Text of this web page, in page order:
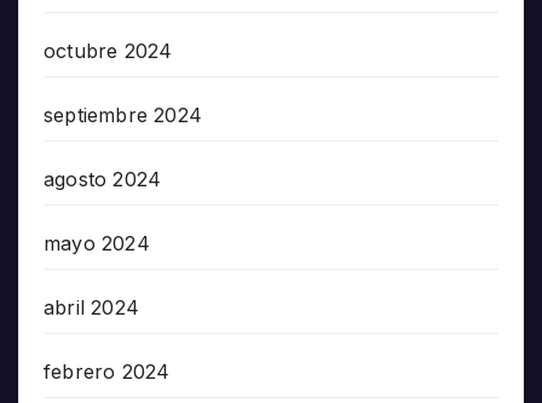
octubre 2024
septiembre 2024
agosto 2024
mayo 2024
abril 2024
febrero 2024